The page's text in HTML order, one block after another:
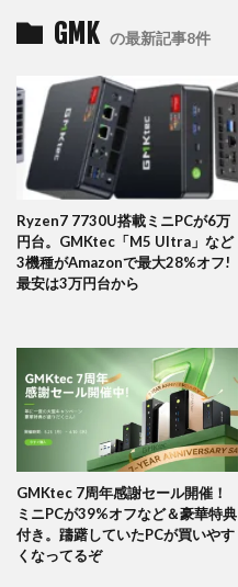
GMK の最新記事8件
Ryzen7 7730U搭載ミニPCが6万
円台。GMKtec「M5 Ultra」など
3機種がAmazonで最大28%オフ!
最安は3万円台から
GMKtec 7周年感謝セール開催！
ミニPCが39%オフなど＆豪華特典
付き。躊躇していたPCが買いやす
くなってるぞ